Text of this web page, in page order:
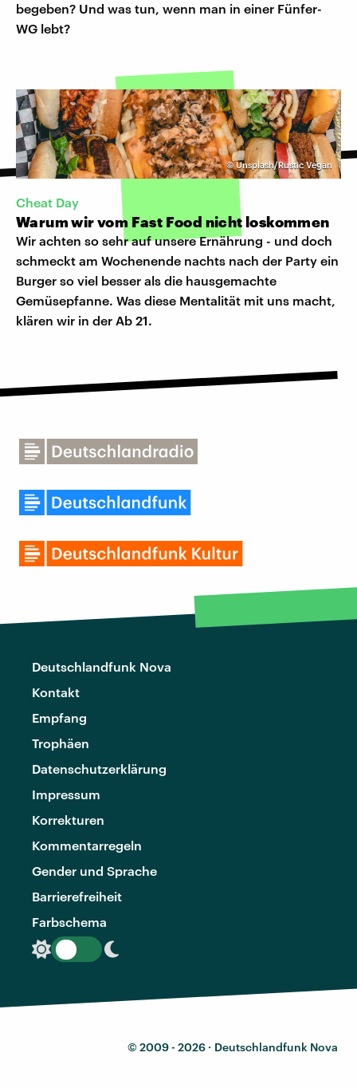
begeben? Und was tun, wenn man in einer Fünfer-
WG lebt?
©Unsplash/Rustic Vegan
Cheat Day
Warum wir vom Fast Food nicht loskommen
Wir achten so sehr auf unsere Ernährung - und doch
schmeckt am Wochenende nachts nach der Party ein
Burger so viel besser als die hausgemachte
Gemüsepfanne. Was diese Mentalität mit uns macht,
klären wir in der Ab 21.
Deutschlandfunk Nova
Kontakt
Empfang
Trophäen
Datenschutzerklärung
Impressum
Korrekturen
Kommentarregeln
Gender und Sprache
Barrierefreiheit
Farbschema
© 2009 - 2026 · Deutschlandfunk Nova